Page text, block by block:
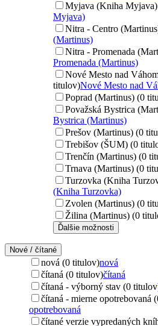
Myjava (Kniha
Myjava)
Nitra - Centro
(Martinus)
Nitra - Promenada
Promenada (Martinus)
Nové Mesto nad
titulov)Nové Mesto nad
Poprad (Martinus) (0
Považská Bystrica
Bystrica (Martinus)
Prešov (Martinus) (0
Trebišov (ŠUM) (0
Trenčín (Martinus) (0
Trnava (Martinus) (0
Turzovka (Kniha
(Kniha Turzovka)
Zvolen (Martinus) (0
Žilina (Martinus) (0
Ďalšie možnosti
Nové / čítané
nová (0 titulov)nová
čítaná (0 titulov)čítaná
čítaná - výborný stav (0
čítaná - mierne opotrebovaná
opotrebovaná
čítané verzie vypredaných